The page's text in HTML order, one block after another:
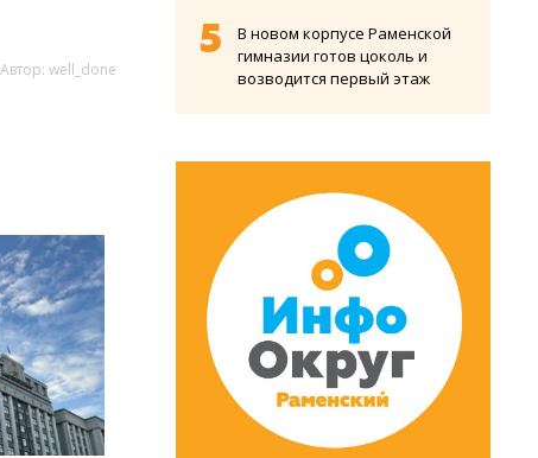
Автор: well_done
В новом корпусе Раменской
гимназии готов цоколь и
возводится первый этаж